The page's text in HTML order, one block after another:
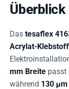
Überblick
Das tesaflex
Acrylat-Klebstoff
mm Breite passt
während 130 µm